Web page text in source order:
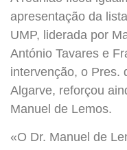
apresentação da
UMP, liderada por
António Tavares e
intervenção, o Pres.
Algarve, reforçou
Manuel de Lemos.
«O Dr. Manuel de